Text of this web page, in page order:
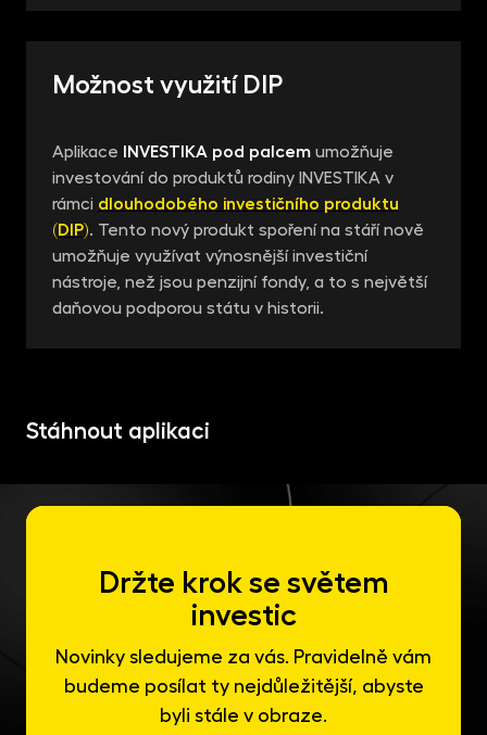
Možnost využití DIP
Aplikace INVESTIKA pod palcem umožňuje
investování do produktů rodiny INVESTIKA v
rámci dlouhodobého investičního produktu
(DIP). Tento nový produkt spoření na stáří nově
umožňuje využívat výnosnější investiční
nástroje, než jsou penzijní fondy, a to s největší
daňovou podporou státu v historii.
Stáhnout aplikaci
Držte krok se světem
investic
Novinky sledujeme za vás. Pravidelně vám
budeme posílat ty nejdůležitější, abyste
byli stále v obraze.